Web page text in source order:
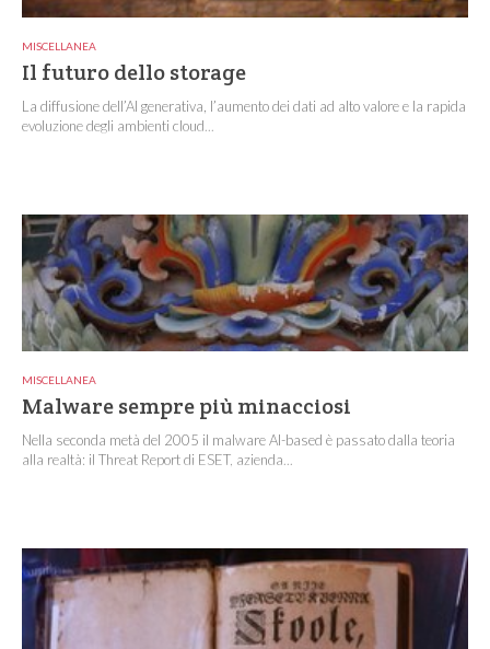
MISCELLANEA
Il futuro dello storage
La diffusione dell’AI generativa, l’aumento dei dati ad alto valore e la rapida
evoluzione degli ambienti cloud...
MISCELLANEA
Malware sempre più minacciosi
Nella seconda metà del 2005 il malware AI-based è passato dalla teoria
alla realtà: il Threat Report di ESET, azienda...